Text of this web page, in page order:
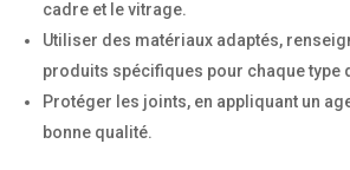
cadre et le vitrage.
Utiliser des matériaux adaptés,
produits spécifiques pour chaque type
Protéger les joints, en appliquant un
bonne qualité.